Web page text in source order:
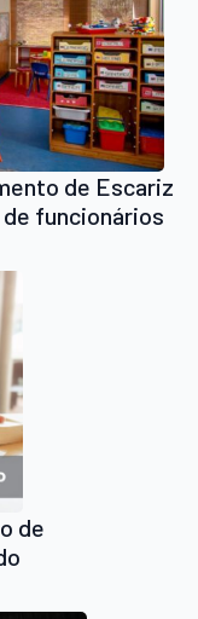
de Escariz
funcionários
de